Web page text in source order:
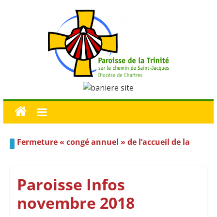
Fermeture « congé annuel » de l’accueil de la
paroissiale de Luisant pour les semaines à venir
Paroisse Infos
novembre 2018